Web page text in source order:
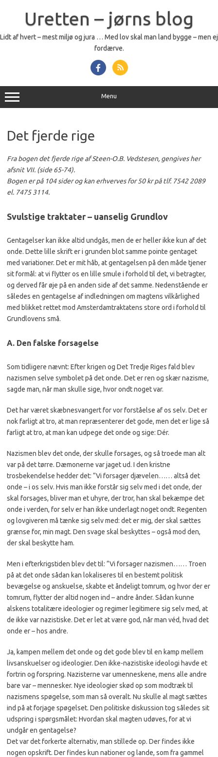
Uretten – jørns blog
Lidt af hvert – mest miljø og jura … Med lov skal man land bygge – men ej
fordærve.
Menu
Det fjerde rige
Fra bogen det fjerde rige af Steen-O.B. Vedstesen, gengives her
afsnit VII. (side 65-74).
Bogen er på 104 sider og kan erhverves for 50 kr på tlf. 7542 2089
el. 7475 3114.
Svulstige traktater – uanselig Grundlov
Gentagelser kan ikke altid undgås, men de er heller ikke kun af det
onde. Dette lille skrift er i grunden blot samme pointe gentaget
med variationer. Det er mit håb, at gentagelsen på den måde tjener
sit formål: at vi flytter os en lille smule i forhold til det, vi betragter,
og derved får øje på en anden side af det samme. Nedenstående er
således en gentagelse af indledningen om magtens vilkårlighed
med blikket rettet mod Amsterdamtraktatens store ord i forhold til
Grundlovens små.
A. Den falske forsagelse
Som tidligere nævnt: Efter krigen og Det Tredje Riges fald blev
nazismen selve symbolet på det onde. Det er ren og skær nazisme,
sagde man, når man skulle sige, hvor ondt noget var.
Det har været skæbnesvangert for vor forståelse af os selv. Det er
nok farligt at tro, at man repræsenterer det gode, men det er lige så
farligt at tro, at man kan udpege det onde og sige: Dér.
Nazismen blev det onde, der skulle forsages, og så troede man alt
var på det tørre. Dæmonerne var jaget ud. I den kristne
trosbekendelse hedder det: “Vi forsager djævelen…… altså det
onde – i os selv. Hvis man ikke forstår sig selv med i det onde, der
skal forsages, bliver man et uhyre, der tror, han skal bekæmpe det
onde i verden, for selv er han ikke underlagt noget ondt. Regenten
og lovgiveren må tænke sig selv med: det er mig, der skal sættes
grænse for, min magt. Den svage skal beskyttes – også mod den,
der skal beskytte ham.
Men i efterkrigstiden blev det til: “Vi forsager nazismen…… Troen
på at det onde sådan kan lokaliseres til en bestemt politisk
bevægelse og anskuelse, skabte et åndeligt tomrum, og hvor der er
tomrum, flytter der altid nogen ind – andre ånder. Sådan kunne
alskens totalitære ideologier og regimer legitimere sig selv med, at
de ikke var nazistiske. Det er let at være god, når man véd, hvad det
onde er – hos andre.
Ja, kampen mellem det onde og det gode blev til en kamp mellem
livsanskuelser og ideologier. Den ikke-nazistiske ideologi havde et
fortrin og forspring. Nazisterne var umenneskene, mens alle andre
bare var – mennesker. Nye ideologier skød op som modtræk til
nazismens spøgelse, som man så overalt. Nu skulle al magt sættes
ind på at forjage spøgelset. Den politiske diskussion tog således sit
udspring i spørgsmålet: Hvordan skal magten udøves, for at vi
undgår en gentagelse?
Det var det forkerte alternativ, man stillede op. Der findes ikke
nogen opskrift. Der findes kun nationer og lande, som fra gammel